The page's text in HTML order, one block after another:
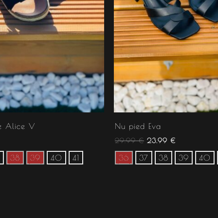
Alice V
38 39 40 41
Nu pied Eva
29.99€ 23.99 €
36 37 38 39 40